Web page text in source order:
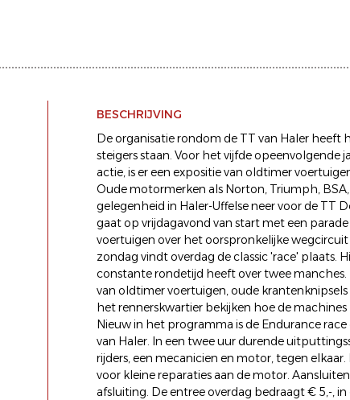
BESCHRIJVING
De organisatie rondom de TT van Haler heeft
steigers staan. Voor het vijfde opeenvolgende
actie, is er een expositie van oldtimer
Oude motormerken als Norton, Triumph,
gelegenheid in Haler-Uffelse neer voor de
gaat op vrijdagavond van start met een
voertuigen over het oorspronkelijke
zondag vindt overdag de classic 'race' plaats.
constante rondetijd heeft over twee
van oldtimer voertuigen, oude
het rennerskwartier bekijken hoe de
Nieuw in het programma is de Endurance
van Haler. In een twee uur durende
rijders, een mecanicien en motor, tegen
voor kleine reparaties aan de motor.
afsluiting. De entree overdag bedraagt € 5,-, in